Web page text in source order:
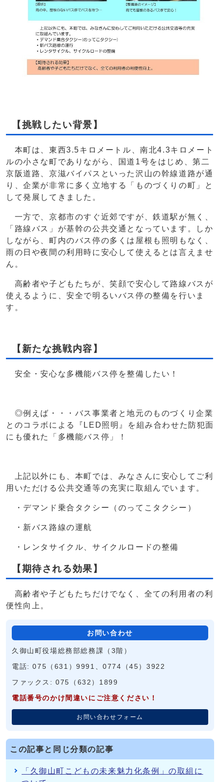
【挑戦したい背景】
本町は、東西3.5キロメートル、南北4.3キロメート
ルの小さな町でありながら、国道1号をはじめ、第二
京阪道路、京滋バイパスといった沢山の幹線道路が通
り、企業が非常に多く立地する「ものづくりの町」と
して発展してきました。
一方で、京都市のすぐ近郊ですが、鉄道駅が無く、
「路線バス」が基幹の公共交通となっています。しか
しながら、町内のバス停の多くは屋根も照明もなく、
雨の日や夜間の利用時に安心して使えるとは言えませ
ん。
高齢者や子どもたちが、笑顔で安心して路線バスが
使えるように、安全で明るいバス停の整備を行いま
す。
【新たな挑戦内容】
安全・安心な多機能バス停を整備したい！
◎例えば・・・バス事業者と地元のものづくり企業
とのコラボによる『LED照明』を組み合わせた防犯面
にも優れた「多機能バス停」！
上記以外にも、本町では、みなさんに安心してご利
用いただける公共交通等の充実に取組んでいます。
・デマンド乗合タクシー（のってこタクシー）
・新バス路線の運航
・レンタサイクル、サイクルロードの整備
【期待される効果】
高齢者や子どもたちだけでなく、全ての利用者の利
便性向上。
お問い合わせ
久御山町役場総務部総務課（3階）
電話: 075（631）9991、0774（45）3922
ファックス: 075（632）1899
電話番号のかけ間違いにご注意ください！
お問い合わせフォーム
この記事と同じ分類の記事
「久御山町こどもの未来魅力化条例」の取組に